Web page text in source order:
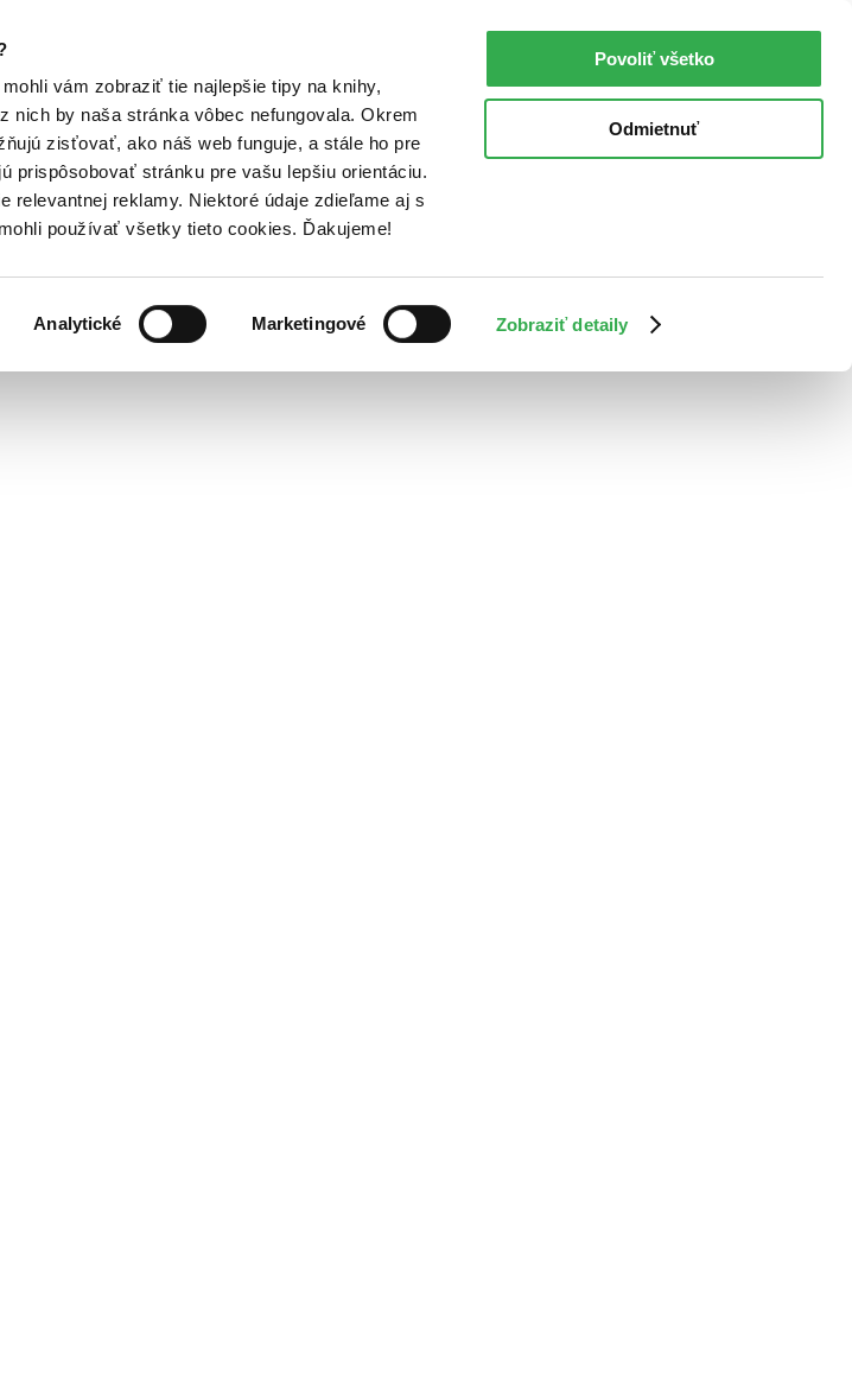
vám zobraziť tie najlepšie tipy na knihy,
nich by naša stránka vôbec nefungovala. Okrem
zisťovať, ako náš web funguje, a stále ho pre
prispôsobovať stránku pre vašu lepšiu orientáciu.
relevantnej reklamy. Niektoré údaje zdieľame aj s
používať všetky tieto cookies. Ďakujeme!
Analytické Marketingové Zobraziť detaily
Povoliť všetko
Odmietnuť